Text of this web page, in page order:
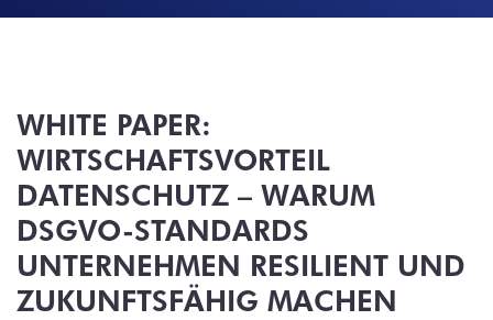
WHITE PAPER:
WIRTSCHAFTSVORTEIL
DATENSCHUTZ – WARUM
DSGVO-STANDARDS
UNTERNEHMEN RESILIENT UND
ZUKUNFTSFÄHIG MACHEN